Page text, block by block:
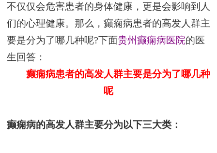
不仅仅会危害患者的身体健康，更是会影响到人
们的心理健康。那么，癫痫病患者的高发人群主
要是分为了哪几种呢?下面贵州癫痫病医院的医
生回答：
癫痫病患者的高发人群主要是分为了哪几种
呢
癫痫病的高发人群主要分为以下三大类：